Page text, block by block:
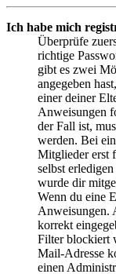
Ich habe mich
Überprüfe
richtige
gibt es zwei
angegeben
einer deiner
Anweisungen
der Fall ist,
werden. Bei
Mitglieder erst
selbst
wurde dir
Wenn du eine
Anweisungen.
korrekt
Filter blockiert
Mail-Adresse
einen